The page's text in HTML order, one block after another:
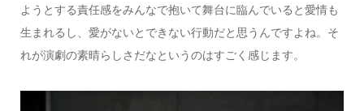
ようとする責任感をみんなで抱いて舞台に臨んでいると愛情も
生まれるし、愛がないとできない行動だと思うんですよね。そ
れが演劇の素晴らしさだなというのはすごく感じます。